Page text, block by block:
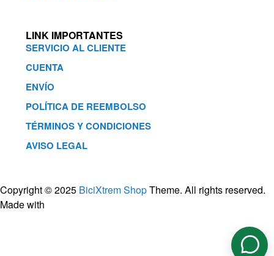
LINK IMPORTANTES
SERVICIO AL CLIENTE
CUENTA
ENVÍO
POLÍTICA DE REEMBOLSO
TÉRMINOS Y CONDICIONES
AVISO LEGAL
Copyright © 2025 BiciXtrem ShopTheme. All rights reserved.
Made with